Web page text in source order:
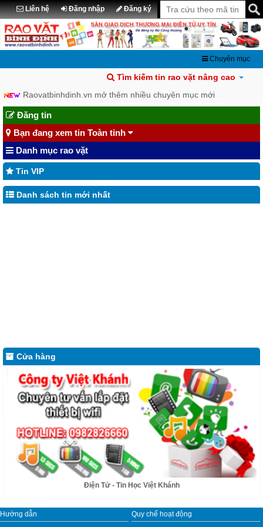
Liên hệ Đăng nhập Đăng ký
Chuyên mục
Tìm kiếm tin rao vặt nâng cao
Raovatbinhdinh.vn mở thêm nhiều chuyên mục mới
Chia sẽ tin đã đăng lên Facebook
Đăng tin
Bạn đang xem tin Toàn tỉnh
Danh mục rao vặt
Tin VIP
Danh sách tin mới nhất
Cửa hàng
đặt miễn phí.
Điện Tử - Tin Học Việt Khánh
Hướng dẫn Quy chế hoạt động